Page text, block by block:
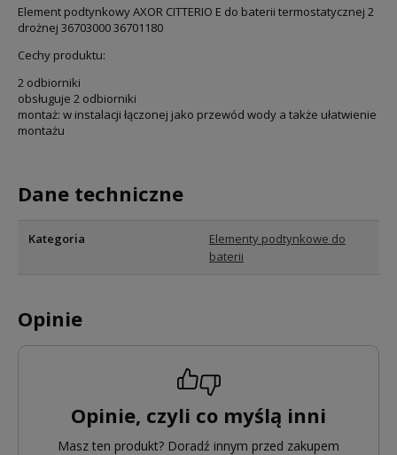
Element podtynkowy AXOR CITTERIO E do baterii termostatycznej 2
drożnej 36703000 36701180
Cechy produktu:
2 odbiorniki
obsługuje 2 odbiorniki
montaż: w instalacji łączonej jako przewód wody a także ułatwienie
montażu
Dane techniczne
Kategoria
Elementy podtynkowe do
baterii
Opinie
Opinie, czyli co myślą inni
Masz ten produkt? Doradź innym przed zakupem